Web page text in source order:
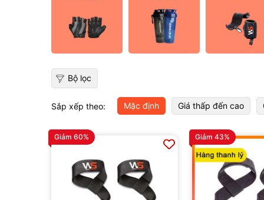
Bộ lọc
Sắp xếp theo: Mặc định Giá thấp đến cao
Giảm 60% Giảm 43%